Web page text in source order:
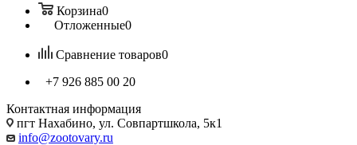
Корзина0
Отложенные0
Сравнение товаров0
+7 926 885 00 20
Контактная информация
пгт Нахабино, ул. Совпартшкола, 5к1
info@zootovary.ru